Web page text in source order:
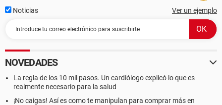
Noticias Ver un ejemplo
NOVEDADES
La regla de los 10 mil pasos. Un cardiólogo explicó lo que es
realmente necesario para la salud
¡No caigas! Así es como te manipulan para comprar más en